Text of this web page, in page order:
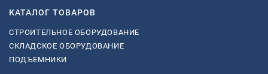
КАТАЛОГ ТОВАРОВ
СТРОИТЕЛЬНОЕ ОБОРУДОВАНИЕ
СКЛАДСКОЕ ОБОРУДОВАНИЕ
ПОДЪЕМНИКИ